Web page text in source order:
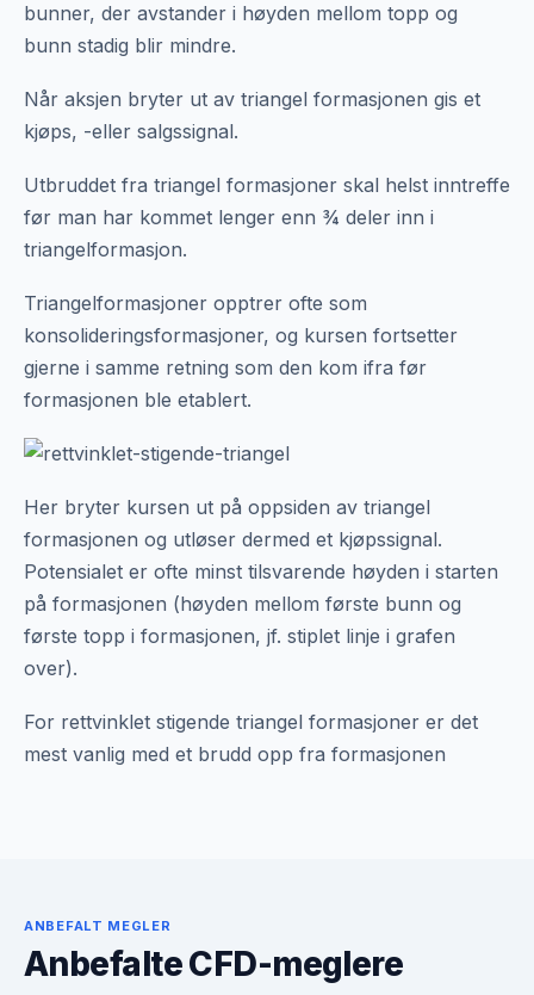
bunner, der avstander i høyden mellom topp og
bunn stadig blir mindre.
Når aksjen bryter ut av triangel formasjonen gis et
kjøps, -eller salgssignal.
Utbruddet fra triangel formasjoner skal helst inntreffe
før man har kommet lenger enn ¾ deler inn i
triangelformasjon.
Triangelformasjoner opptrer ofte som
konsolideringsformasjoner, og kursen fortsetter
gjerne i samme retning som den kom ifra før
formasjonen ble etablert.
Her bryter kursen ut på oppsiden av triangel
formasjonen og utløser dermed et kjøpssignal.
Potensialet er ofte minst tilsvarende høyden i starten
på formasjonen (høyden mellom første bunn og
første topp i formasjonen, jf. stiplet linje i grafen
over).
For rettvinklet stigende triangel formasjoner er det
mest vanlig med et brudd opp fra formasjonen
ANBEFALT MEGLER
Anbefalte CFD-meglere